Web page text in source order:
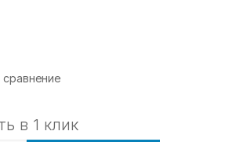
сравнение
в 1 клик